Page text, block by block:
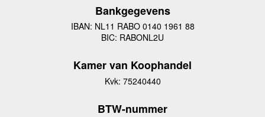
Bankgegevens
IBAN: NL11 RABO 0140 1961 88
BIC: RABONL2U
Kamer van Koophandel
Kvk: 75240440
BTW-nummer